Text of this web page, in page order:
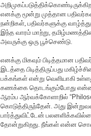
எனக்கு மூன்று முத்தான
நன்றிகள், பதிவர்களுக்கு
இந்த வாரம் மாற்று, தமிழ்மணத்தின்
அவருக்கு ஒரு பூச்செண்டு.
எனக்கு மிகவும் பிடித்தமான
இடத்தை பிடித்திருப்பது
பக்கங்கள் என்று வெளியாகி
கணக்கை தொடங்கும்போது என்ன
ஆரம்ப ஆர்வக்கோளாறில் “
கொடுத்திருந்தேன். அது
பார்த்துவிட்டேன்
தோன்றுகிறது. நீங்கள் என்ன